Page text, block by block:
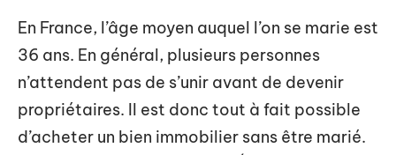
En France, l’âge moyen auquel l’on se marie est
36 ans. En général, plusieurs personnes
n’attendent pas de s’unir avant de devenir
propriétaires. Il est donc tout à fait possible
d’acheter un bien immobilier sans être marié.